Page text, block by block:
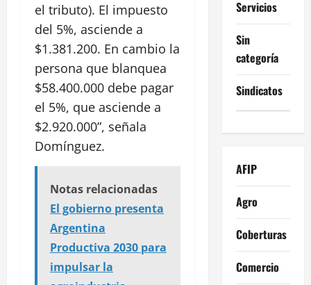
el tributo). El impuesto
del 5%, asciende a
$1.381.200. En cambio la
persona que blanquea
$58.400.000 debe pagar
el 5%, que asciende a
$2.920.000”, señala
Domínguez.
Notas relacionadas
El gobierno presenta
Argentina
Productiva 2030 para
impulsar la
Servicios
Sin
categoría
Sindicatos
AFIP
Agro
Coberturas
Comercio